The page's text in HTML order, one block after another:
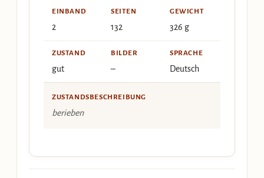
EINBAND
2
SEITEN
132
GEWICHT
326 g
ZUSTAND
gut
BILDER
–
SPRACHE
Deutsch
ZUSTANDSBESCHREIBUNG
berieben